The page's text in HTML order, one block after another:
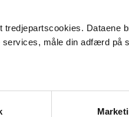
Dataene
services, måle din adfærd på